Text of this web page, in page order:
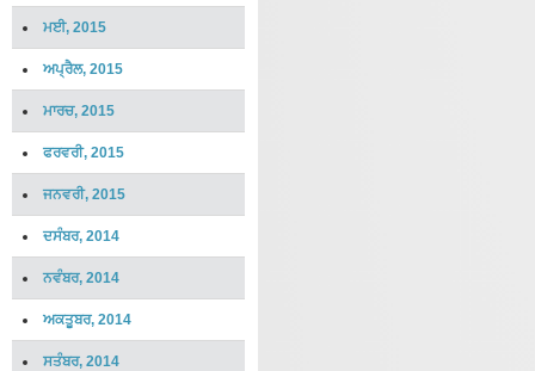
ਮਈ, 2015
ਅਪ੍ਰੈਲ, 2015
ਮਾਰਚ, 2015
ਫਰਵਰੀ, 2015
ਜਨਵਰੀ, 2015
ਦਸੰਬਰ, 2014
ਨਵੰਬਰ, 2014
ਅਕਤੂਬਰ, 2014
ਸਤੰਬਰ, 2014